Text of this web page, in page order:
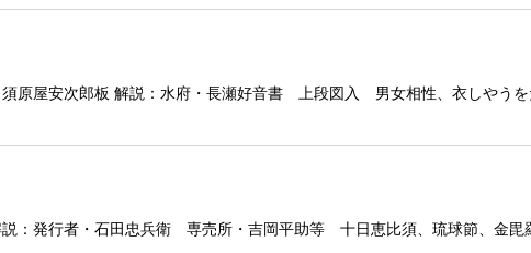
原屋安次郎板 解説：水府・長瀬好音書 上段図入 男女相性、衣しやう
説：発行者・石田忠兵衛 専売所・吉岡平助等 十日恵比須、琉球節、金